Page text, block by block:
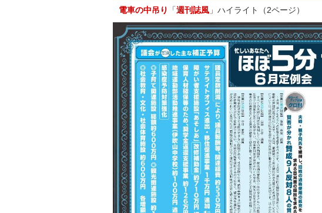
電車の中吊り 「週刊誌風 」ハイライト（2ページ）